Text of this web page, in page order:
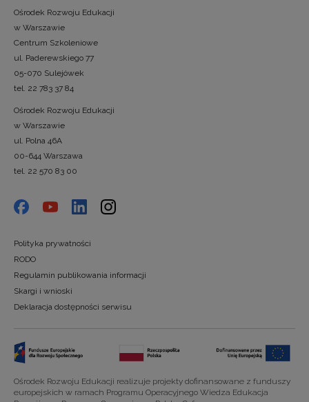
Ośrodek Rozwoju Edukacji
w Warszawie
Centrum Szkoleniowe
ul. Paderewskiego 77
05-070 Sulejówek
tel. 22 783 37 84
Ośrodek Rozwoju Edukacji
w Warszawie
ul. Polna 46A
00-644 Warszawa
tel. 22 570 83 00
Polityka prywatności
RODO
Regulamin publikowania informacji
Skargi i wnioski
Deklaracja dostępności serwisu
Ośrodek Rozwoju Edukacji realizuje projekty dofinansowane z funduszy
europejskich w ramach Programu Operacyjnego Wiedza Edukacja